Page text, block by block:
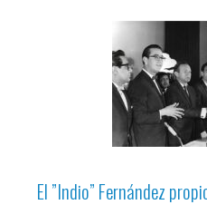
El ”Indio” Fernández